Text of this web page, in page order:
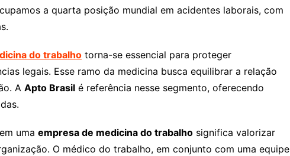
a quarta posição mundial em acidentes laborais, com
do trabalho torna-se essencial para proteger
legais. Esse ramo da medicina busca equilibrar a relação
A Apto Brasil é referência nesse segmento, oferecendo
uma empresa de medicina do trabalho significa valorizar
O médico do trabalho, em conjunto com uma equipe